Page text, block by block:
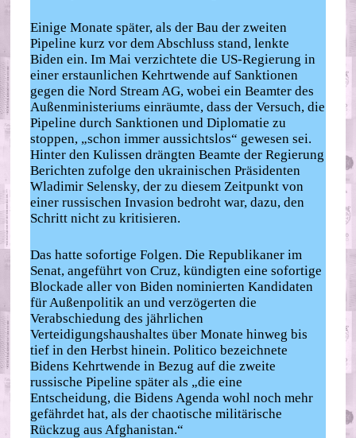
Einige Monate später, als der Bau der zweiten
Pipeline kurz vor dem Abschluss stand, lenkte
Biden ein. Im Mai verzichtete die US-Regierung in
einer erstaunlichen Kehrtwende auf Sanktionen
gegen die Nord Stream AG, wobei ein Beamter des
Außenministeriums einräumte, dass der Versuch, die
Pipeline durch Sanktionen und Diplomatie zu
stoppen, „schon immer aussichtslos“ gewesen sei.
Hinter den Kulissen drängten Beamte der Regierung
Berichten zufolge den ukrainischen Präsidenten
Wladimir Selensky, der zu diesem Zeitpunkt von
einer russischen Invasion bedroht war, dazu, den
Schritt nicht zu kritisieren.
Das hatte sofortige Folgen. Die Republikaner im
Senat, angeführt von Cruz, kündigten eine sofortige
Blockade aller von Biden nominierten Kandidaten
für Außenpolitik an und verzögerten die
Verabschiedung des jährlichen
Verteidigungshaushaltes über Monate hinweg bis
tief in den Herbst hinein. Politico bezeichnete
Bidens Kehrtwende in Bezug auf die zweite
russische Pipeline später als „die eine
Entscheidung, die Bidens Agenda wohl noch mehr
gefährdet hat, als der chaotische militärische
Rückzug aus Afghanistan.“